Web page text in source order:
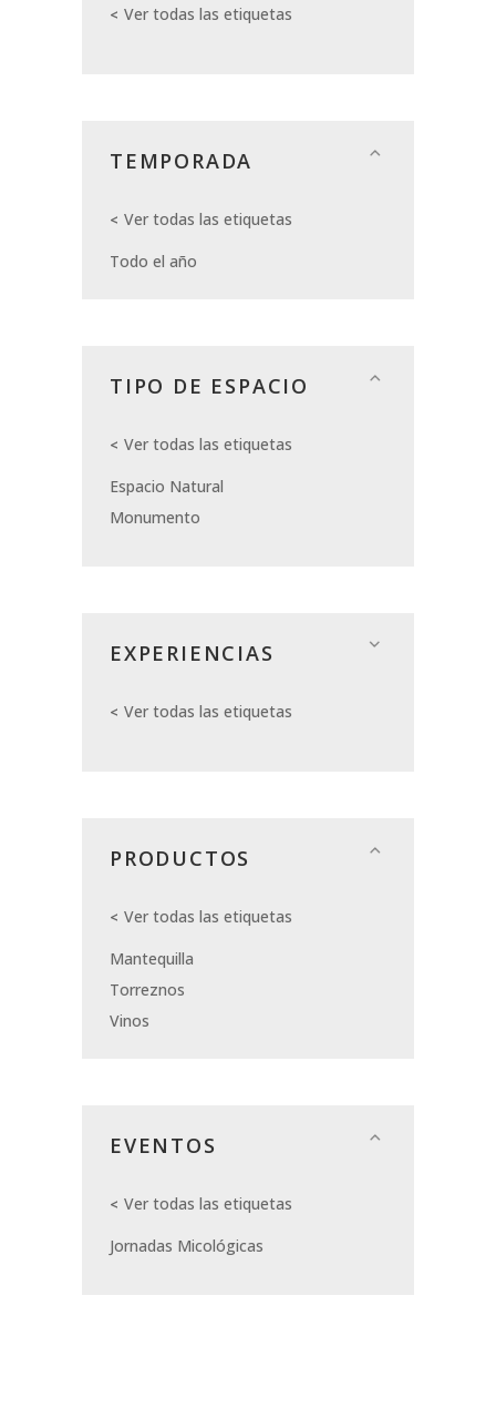
Ver todas las etiquetas
TEMPORADA
Ver todas las etiquetas
Todo el año
TIPO DE ESPACIO
Ver todas las etiquetas
Espacio Natural
Monumento
EXPERIENCIAS
Ver todas las etiquetas
PRODUCTOS
Ver todas las etiquetas
Mantequilla
Torreznos
Vinos
EVENTOS
Ver todas las etiquetas
Jornadas Micológicas